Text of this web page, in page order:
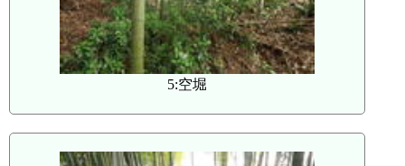
5:空堀